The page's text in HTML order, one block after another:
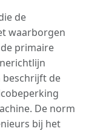
de
waarborgen
primaire
beschrijft de
De norm
bij het